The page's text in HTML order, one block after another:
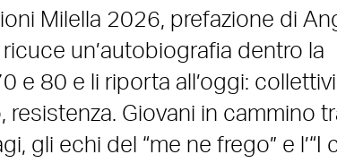
Milella 2026, prefazione di
un’autobiografia dentro la
e 80 e li riporta all’oggi:
Giovani in cammino
gli echi del “me ne frego” e l’“I